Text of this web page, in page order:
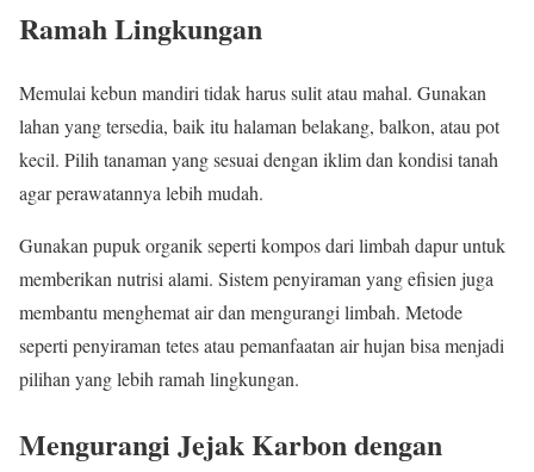
Ramah Lingkungan
Memulai kebun mandiri tidak harus sulit atau mahal. Gunakan
lahan yang tersedia, baik itu halaman belakang, balkon, atau pot
kecil. Pilih tanaman yang sesuai dengan iklim dan kondisi tanah
agar perawatannya lebih mudah.
Gunakan pupuk organik seperti kompos dari limbah dapur untuk
memberikan nutrisi alami. Sistem penyiraman yang efisien juga
membantu menghemat air dan mengurangi limbah. Metode
seperti penyiraman tetes atau pemanfaatan air hujan bisa menjadi
pilihan yang lebih ramah lingkungan.
Mengurangi Jejak Karbon dengan